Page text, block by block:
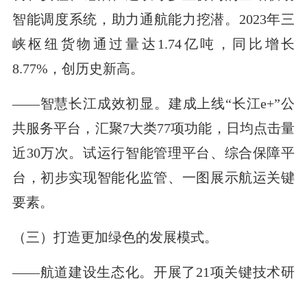
智能调度系统，助力通航能力挖潜。2023年三
峡枢纽货物通过量达1.74亿吨，同比增长
8.77%，创历史新高。
——智慧长江成效初显。建成上线“长江e+”公
共服务平台，汇聚7大类77项功能，日均点击量
近30万次。试运行智能管理平台、综合保障平
台，初步实现智能化监管、一图展示航运关键
要素。
（三）打造更加绿色的发展模式。
——航道建设生态化。开展了21项关键技术研